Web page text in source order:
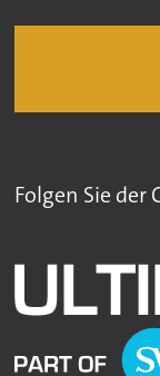
Folgen Sie der